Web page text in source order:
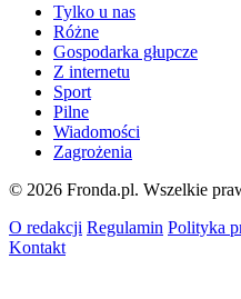
Tylko u nas
Różne
Gospodarka głupcze
Z internetu
Sport
Pilne
Wiadomości
Zagrożenia
© 2026 Fronda.pl. Wszelkie
O redakcji Regulamin Polityka
Kontakt